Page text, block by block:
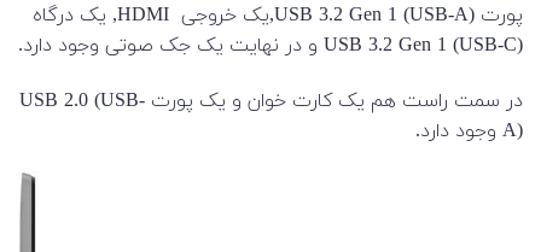
پورت USB 3.2 Gen 1 (USB-A),یک خروجی HDMI, یک درگاه
USB 3.2 Gen 1 (USB-C) و در نهایت یک جک صوتی وجود دارد.
در سمت راست هم یک کارت خوان و یک پورت USB 2.0 (USB-
A) وجود دارد.